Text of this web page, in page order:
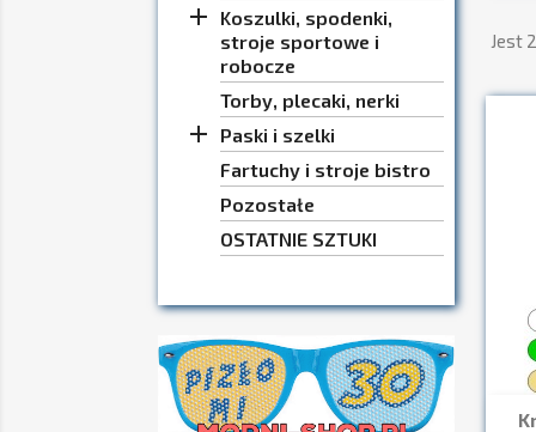
Koszulki, spodenki,
stroje sportowe i
robocze

Torby, plecaki, nerki
Paski i szelki

Fartuchy i stroje bistro
Pozostałe
OSTATNIE SZTUKI
Jest